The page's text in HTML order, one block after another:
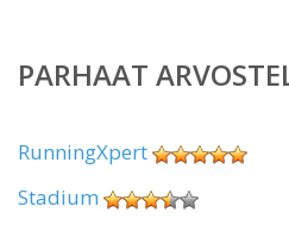
PARHAAT
RunningXpert
Stadium